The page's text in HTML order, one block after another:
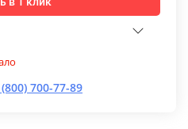
700-77-89